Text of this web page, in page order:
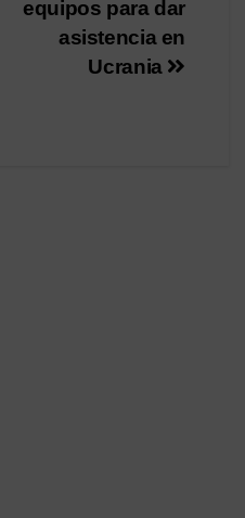
equipos para dar
asistencia en
Ucrania